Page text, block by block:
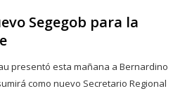
Segegob para la
presentó esta mañana a Bernardino
como nuevo Secretario Regional